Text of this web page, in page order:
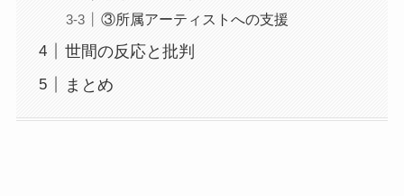
③所属アーティストへの支援
世間の反応と批判
まとめ